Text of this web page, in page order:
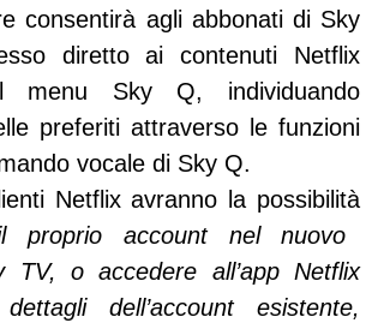
consentirà agli abbonati di Sky
diretto ai contenuti Netflix
menu Sky Q, individuando
preferiti attraverso le funzioni
vocale di Sky Q.
Netflix avranno la possibilità
proprio account nel nuovo
TV, o accedere all’app Netflix
dell’account esistente,